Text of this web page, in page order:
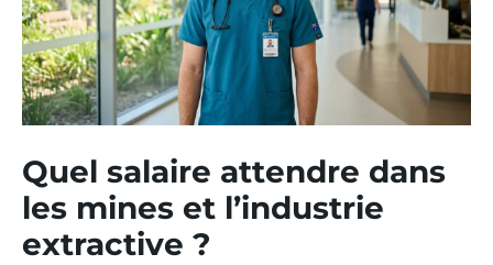
Quel salaire attendre dans
les mines et l’industrie
extractive ?